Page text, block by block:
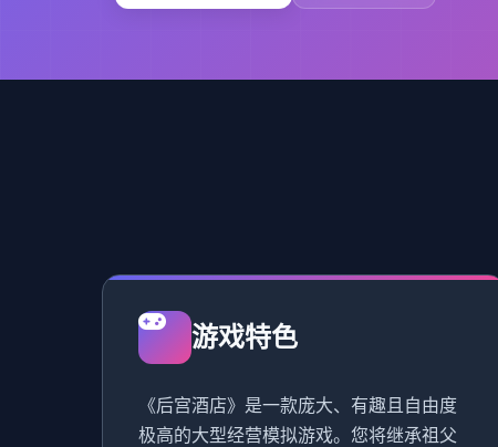
游戏特色
《后宫酒店》是一款庞大、有趣且自由度
极高的大型经营模拟游戏。您将继承祖父